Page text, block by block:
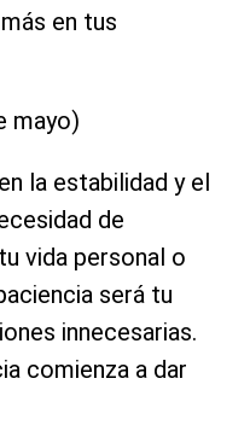
en tus
mayo)
la estabilidad y el
de
vida personal o
será tu
innecesarias.
comienza a dar